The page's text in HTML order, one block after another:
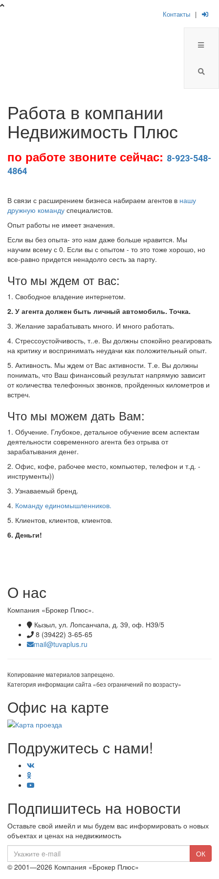
Контакты |
Работа в компании
Недвижимость Плюс
по работе звоните сейчас: 8-923-548-
4864
В связи с расширением бизнеса набираем агентов в нашу
дружную команду специалистов.
Опыт работы не имеет значения.
Если вы без опыта- это нам даже больше нравится. Мы
научим всему с 0. Если вы с опытом - то это тоже хорошо, но
все-равно придется ненадолго сесть за парту.
Что мы ждем от вас:
1. Свободное владение интернетом.
2. У агента должен быть личный автомобиль. Точка.
3. Желание зарабатывать много. И много работать.
4. Стрессоустойчивость, т..е. Вы должны спокойно реагировать
на критику и воспринимать неудачи как положительный опыт.
5. Активность. Мы ждем от Вас активности. Т.е. Вы должны
понимать, что Ваш финансовый результат напрямую зависит
от количества телефонных звонков, пройденных километров и
встреч.
Что мы можем дать Вам:
1. Обучение. Глубокое, детальное обучение всем аспектам
деятельности современного агента без отрыва от
зарабатывания денег.
2. Офис, кофе, рабочее место, компьютер, телефон и т.д. -
инструменты))
3. Узнаваемый бренд.
4. Команду единомышленников.
5. Клиентов, клиентов, клиентов.
6. Деньги!
О нас
Компания «Брокер Плюс».
Кызыл, ул. Лопсанчапа, д. 39, оф. Н39/5
8 (39422) 3-65-65
mail@tuvaplus.ru
Копирование материалов запрещено.
Категория информации сайта «без ограничений по возрасту»
Офис на карте
Подружитесь с нами!
Подпишитесь на новости
Оставьте свой имейл и мы будем вас информировать о новых
объектах и ценах на недвижимость
mail
ОК
© 2001—2026 Компания «Брокер Плюс»